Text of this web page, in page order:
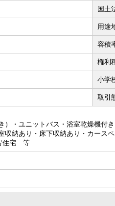
国土
用途
容積
権利
小学
取引
）・ユニットバス・浴室乾燥機付
収納あり・床下収納あり・カース
住宅 等